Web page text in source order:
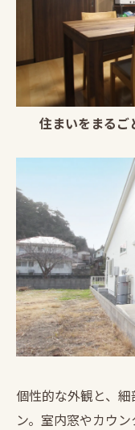
住まいをまるご
個性的な外観と、
ン。室内窓やカウ